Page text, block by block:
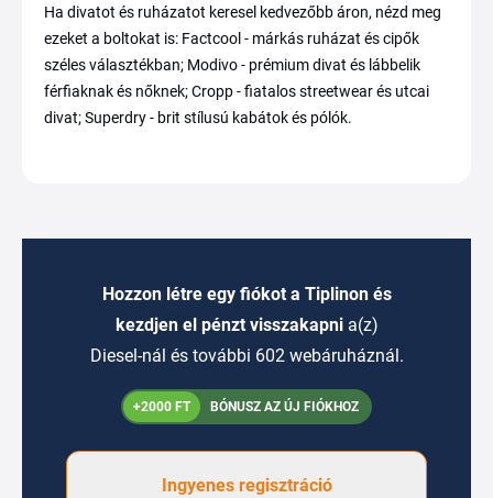
Ha divatot és ruházatot keresel kedvezőbb áron, nézd meg
ezeket a boltokat is: Factcool - márkás ruházat és cipők
széles választékban; Modivo - prémium divat és lábbelik
férfiaknak és nőknek; Cropp - fiatalos streetwear és utcai
divat; Superdry - brit stílusú kabátok és pólók.
Hozzon létre egy fiókot a Tiplinon és
kezdjen el pénzt visszakapni a(z)
Diesel-nál és további 602 webáruháznál.
+2000 FT BÓNUSZ AZ ÚJ FIÓKHOZ
Ingyenes regisztráció